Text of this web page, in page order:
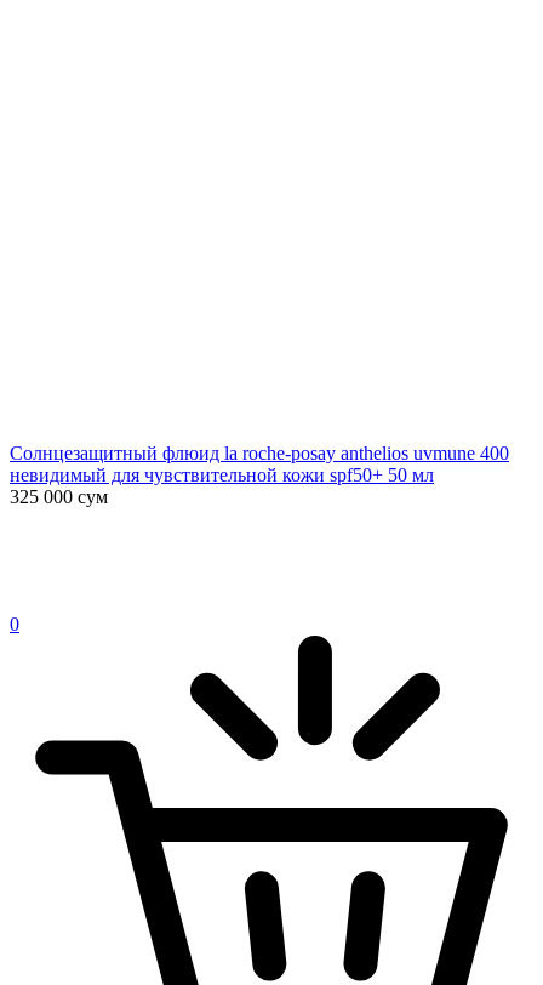
Солнцезащитный флюид la roche-posay anthelios uvmune 400
невидимый для чувствительной кожи spf50+ 50 мл
325 000 сум
0